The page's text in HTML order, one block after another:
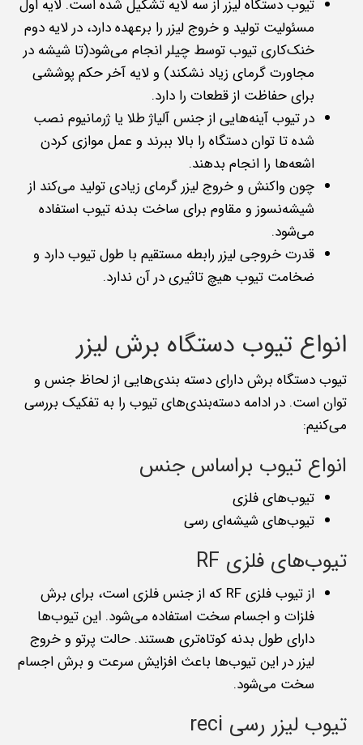
تیوب دستگاه لیزر از سه لایه تشکیل شده است. لایه اول
مسئولیت تولید و خروج لیزر را برعهده دارد، در لایه دوم
خنک‌کاری تیوب توسط چیلر انجام می‌‌شود(تا شیشه در
مجاورت گرمای زیاد نشکند) و لایه آخر حکم پوششی
برای حفاظت از قطعات را دارد.
در تیوب آینه‌هایی از جنس آلیاژ طلا یا ژرمانیوم نصب
شده تا توان دستگاه را بالا ببرند و عمل موازی کردن
اشعه‌ها را انجام بدهند.
چون واکنش و خروج لیزر گرمای زیادی تولید می‌کند از
شیشه‌نسوز و مقاوم برای ساخت بدنه تیوب استفاده
می‌شود.
قدرت خروجی لیزر رابطه مستقیم با طول تیوب دارد و
ضخامت تیوب هیچ تاثیری در آن ندارد.
انواع تیوب دستگاه برش لیزر
تیوب‌ دستگاه برش دارای دسته بندی‌هایی از لحاظ جنس و
توان است. در ادامه دسته‌بندی‌های تیوب را به تفکیک بررسی
می‌کنیم:
انواع تیوب براساس جنس
تیوب‌های فلزی
تیوب‌های شیشه‌ای رسی
تیوب‌های فلزی RF
از تیوب فلزی RF که از جنس فلزی است، برای برش
فلزات و اجسام سخت استفاده می‌شود. این تیوب‌ها
دارای طول بدنه کوتاه‌تری هستند. حالت پرتو و خروج
لیزر در این تیوب‌ها باعث افزایش سرعت و برش اجسام
سخت می‌شود.
تیوب لیزر رسی reci